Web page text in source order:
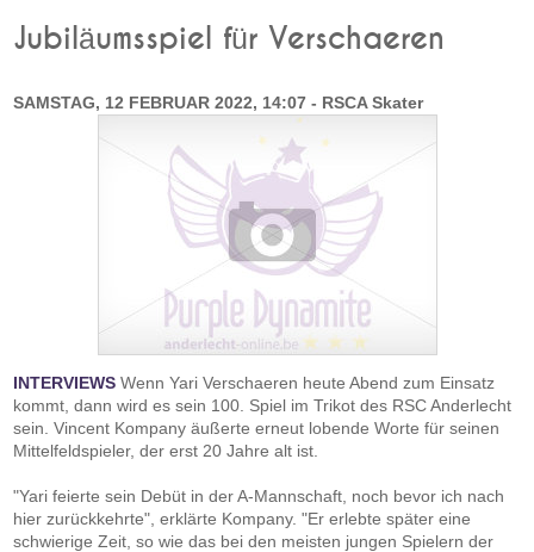
Jubiläumsspiel für Verschaeren
SAMSTAG, 12 FEBRUAR 2022, 14:07 - RSCA Skater
INTERVIEWS Wenn Yari Verschaeren heute Abend zum Einsatz
kommt, dann wird es sein 100. Spiel im Trikot des RSC Anderlecht
sein. Vincent Kompany äußerte erneut lobende Worte für seinen
Mittelfeldspieler, der erst 20 Jahre alt ist.
"Yari feierte sein Debüt in der A-Mannschaft, noch bevor ich nach
hier zurückkehrte", erklärte Kompany. "Er erlebte später eine
schwierige Zeit, so wie das bei den meisten jungen Spielern der